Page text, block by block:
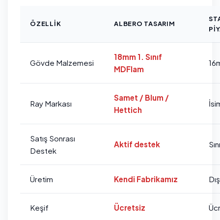
ÖZELLIK ALBERO TASARIM
Gövde Malzemesi
18mm 1. Sınıf
MDFlam
Ray Markası
Samet / Blum /
Hettich
Satış Sonrası
Destek
Aktif destek
Üretim Kendi Fabrikamız
Keşif Ücretsiz